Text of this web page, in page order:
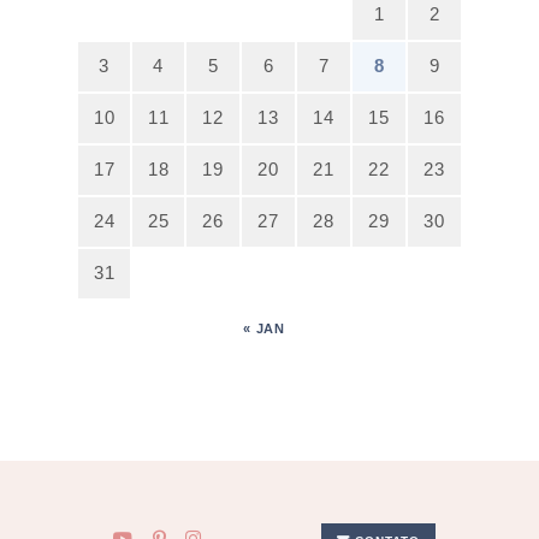
1 2
3 4 5 6 7 8 9
10 11 12 13 14 15 16
17 18 19 20 21 22 23
24 25 26 27 28 29 30
31
« JAN